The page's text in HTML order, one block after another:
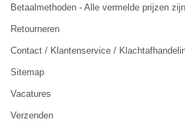
Betaalmethoden - Alle vermelde prijzen
Retourneren
Contact / Klantenservice /
Sitemap
Vacatures
Verzenden